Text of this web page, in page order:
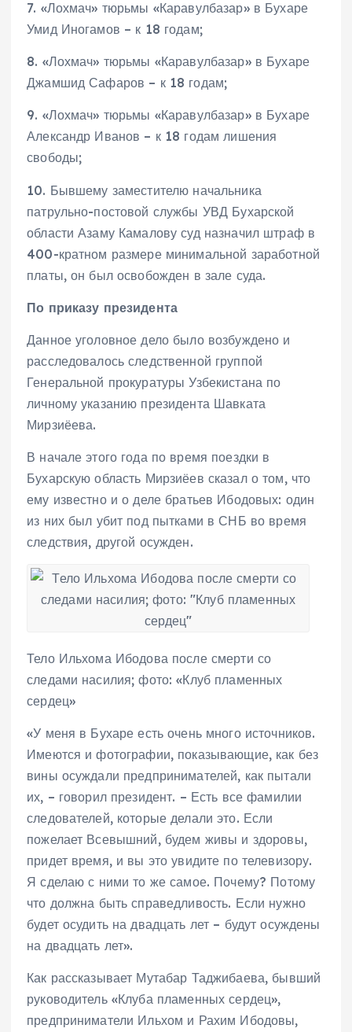
7. «Лохмач» тюрьмы «Каравулбазар» в Бухаре
Умид Иногамов – к 18 годам;
8. «Лохмач» тюрьмы «Каравулбазар» в Бухаре
Джамшид Сафаров – к 18 годам;
9. «Лохмач» тюрьмы «Каравулбазар» в Бухаре
Александр Иванов – к 18 годам лишения
свободы;
10. Бывшему заместителю начальника
патрульно-постовой службы УВД Бухарской
области Азаму Камалову суд назначил штраф в
400-кратном размере минимальной заработной
платы, он был освобожден в зале суда.
По приказу президента
Данное уголовное дело было возбуждено и
расследовалось следственной группой
Генеральной прокуратуры Узбекистана по
личному указанию президента Шавката
Мирзиёева.
В начале этого года по время поездки в
Бухарскую область Мирзиёев сказал о том, что
ему известно и о деле братьев Ибодовых: один
из них был убит под пытками в СНБ во время
следствия, другой осужден.
Тело Ильхома Ибодова после смерти со
следами насилия; фото: «Клуб пламенных
сердец»
«У меня в Бухаре есть очень много источников.
Имеются и фотографии, показывающие, как без
вины осуждали предпринимателей, как пытали
их, – говорил президент. – Есть все фамилии
следователей, которые делали это. Если
пожелает Всевышний, будем живы и здоровы,
придет время, и вы это увидите по телевизору.
Я сделаю с ними то же самое. Почему? Потому
что должна быть справедливость. Если нужно
будет осудить на двадцать лет – будут осуждены
на двадцать лет».
Как рассказывает Мутабар Таджибаева, бывший
руководитель «Клуба пламенных сердец»,
предприниматели Ильхом и Рахим Ибодовы,